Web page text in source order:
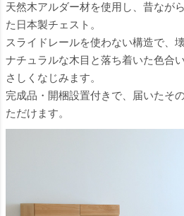
天然木アルダー材を使用し、昔なが
た日本製チェスト。
スライドレールを使わない構造で、
ナチュラルな木目と落ち着いた色合
さしくなじみます。
完成品・開梱設置付きで、届いたそ
ただけます。